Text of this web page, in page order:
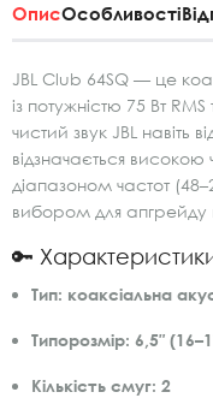
ОписОсобливості
JBL Club 64SQ — це
із потужністю 75 Вт
чистий звук JBL навіть
відзначається
діапазоном частот
вибором для апгрейду
🔑
Тип: коаксіальна
Типорозмір: 6,5″
Кількість смуг: 2